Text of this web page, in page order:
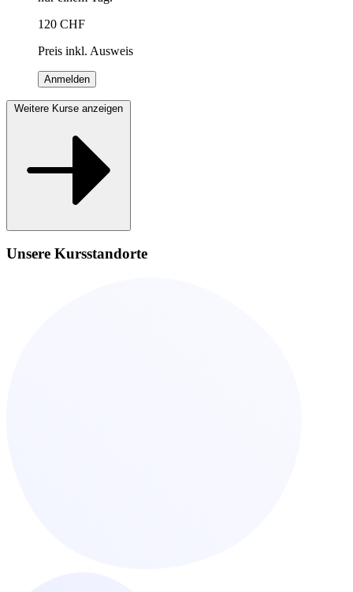
120 CHF
Preis inkl. Ausweis
Anmelden
Weitere Kurse anzeigen
Unsere Kursstandorte